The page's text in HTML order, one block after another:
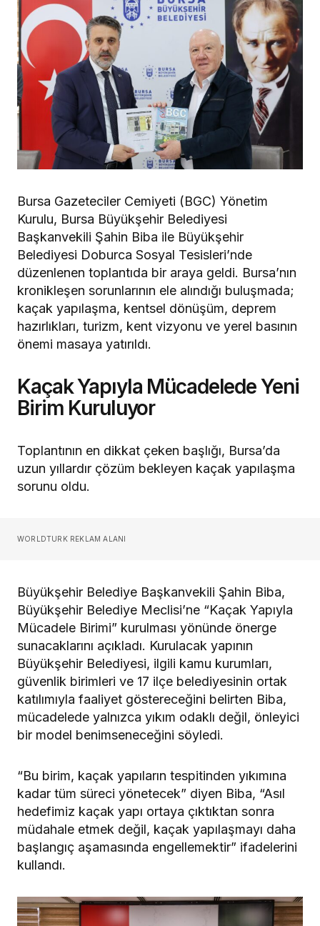
Bursa Gazeteciler Cemiyeti (BGC) Yönetim
Kurulu, Bursa Büyükşehir Belediyesi
Başkanvekili Şahin Biba ile Büyükşehir
Belediyesi Doburca Sosyal Tesisleri’nde
düzenlenen toplantıda bir araya geldi. Bursa’nın
kronikleşen sorunlarının ele alındığı buluşmada;
kaçak yapılaşma, kentsel dönüşüm, deprem
hazırlıkları, turizm, kent vizyonu ve yerel basının
önemi masaya yatırıldı.
Kaçak Yapıyla Mücadelede Yeni
Birim Kuruluyor
Toplantının en dikkat çeken başlığı, Bursa’da
uzun yıllardır çözüm bekleyen kaçak yapılaşma
sorunu oldu.
WORLDTURK REKLAM ALANI
Büyükşehir Belediye Başkanvekili Şahin Biba,
Büyükşehir Belediye Meclisi’ne “Kaçak Yapıyla
Mücadele Birimi” kurulması yönünde önerge
sunacaklarını açıkladı. Kurulacak yapının
Büyükşehir Belediyesi, ilgili kamu kurumları,
güvenlik birimleri ve 17 ilçe belediyesinin ortak
katılımıyla faaliyet göstereceğini belirten Biba,
mücadelede yalnızca yıkım odaklı değil, önleyici
bir model benimseneceğini söyledi.
“Bu birim, kaçak yapıların tespitinden yıkımına
kadar tüm süreci yönetecek” diyen Biba, “Asıl
hedefimiz kaçak yapı ortaya çıktıktan sonra
müdahale etmek değil, kaçak yapılaşmayı daha
başlangıç aşamasında engellemektir” ifadelerini
kullandı.